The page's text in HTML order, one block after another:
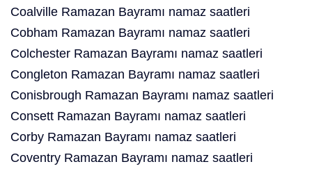
Coalville Ramazan Bayramı namaz saatleri
Cobham Ramazan Bayramı namaz saatleri
Colchester Ramazan Bayramı namaz saatleri
Congleton Ramazan Bayramı namaz saatleri
Conisbrough Ramazan Bayramı namaz saatleri
Consett Ramazan Bayramı namaz saatleri
Corby Ramazan Bayramı namaz saatleri
Coventry Ramazan Bayramı namaz saatleri